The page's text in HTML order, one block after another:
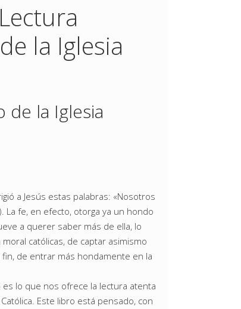
la Iglesia
de la Iglesia
a Jesús estas palabras: «Nosotros
La fe, en efecto, otorga ya un hondo
a querer saber más de ella, lo
católicas, de captar asimismo
fin, de entrar más hondamente en la
lo que nos ofrece la lectura atenta
Este libro está pensado, con